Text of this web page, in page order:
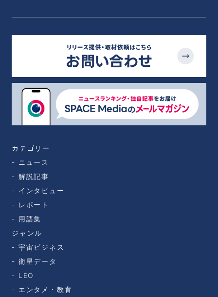
カテゴリー
ニュース
解説記事
インタビュー
レポート
用語集
ジャンル
宇宙ビジネス
衛星データ
LEO
エンタメ・教育